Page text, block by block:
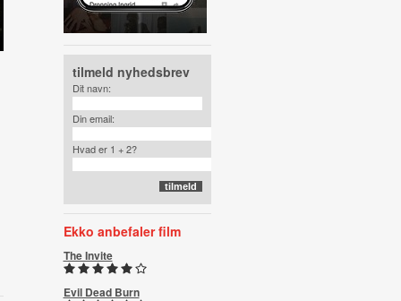
tilmeld nyhedsbrev
Dit navn:
Din email:
Hvad er 1 + 2?
Ekko anbefaler film
The Invite
Evil Dead Burn